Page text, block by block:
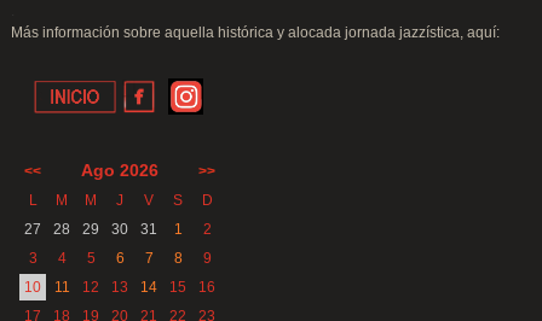
Más información sobre aquella histórica y alocada jornada jazzística,aquí:
<< Ago 2026
>>
L
M M J V S
D
27
28 29 30 31 1
2
3
4 5 6 7 8
9
10
11 12 13 14 15
16
17
18 19 20 21 22 23